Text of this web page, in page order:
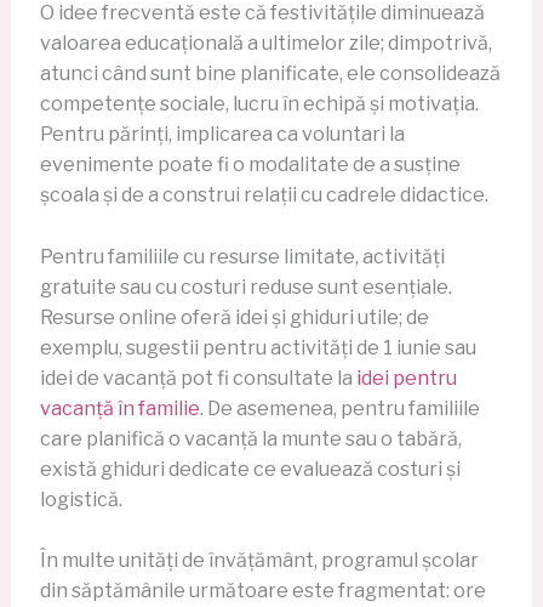
O idee frecventă este că festivitățile diminuează
valoarea educațională a ultimelor zile; dimpotrivă,
atunci când sunt bine planificate, ele consolidează
competențe sociale, lucru în echipă și motivația.
Pentru părinți, implicarea ca voluntari la
evenimente poate fi o modalitate de a susține
școala și de a construi relații cu cadrele didactice.
Pentru familiile cu resurse limitate, activități
gratuite sau cu costuri reduse sunt esențiale.
Resurse online oferă idei și ghiduri utile; de
exemplu, sugestii pentru activități de 1 iunie sau
idei de vacanță pot fi consultate la idei pentru
vacanță în familie. De asemenea, pentru familiile
care planifică o vacanță la munte sau o tabără,
există ghiduri dedicate ce evaluează costuri și
logistică.
În multe unități de învățământ, programul școlar
din săptămânile următoare este fragmentat: ore